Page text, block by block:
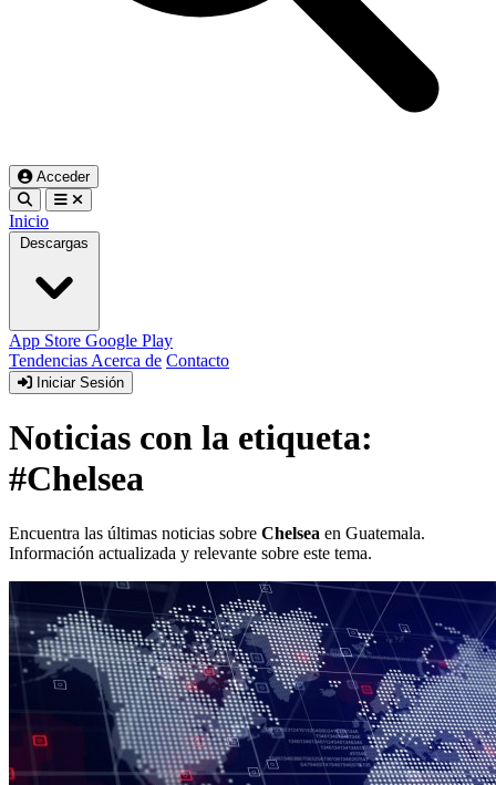
Acceder
Inicio
Descargas
App Store Google Play
Tendencias Acerca de Contacto
Iniciar Sesión
Noticias con la etiqueta:
#Chelsea
Encuentra las últimas noticias sobre Chelsea en Guatemala.
Información actualizada y relevante sobre este tema.